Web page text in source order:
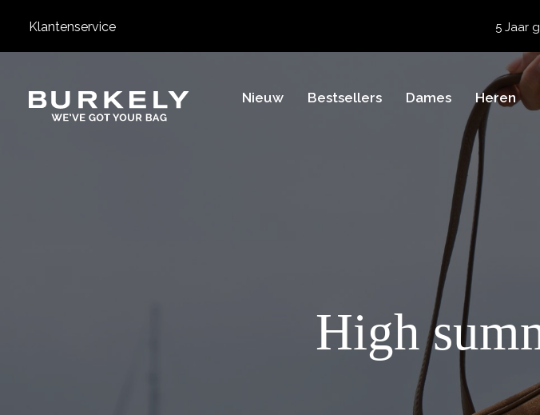
Klantenservice
Beoordeeld met een
Besteld voor 15:00
Gratis verzending van je
Gratis
5 Jaar
Beoordeeld met een
BURKELYNieuw Bestsellers Dames Heren
High